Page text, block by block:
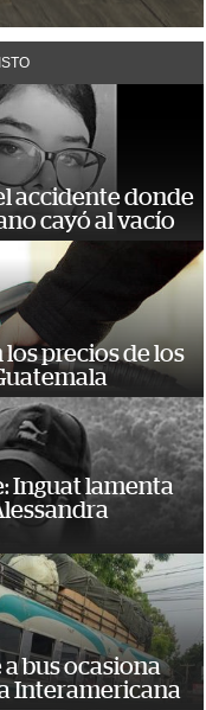
accidente donde
cayó al vacío
precios de los
Inguat lamenta
a bus ocasiona
Interamericana